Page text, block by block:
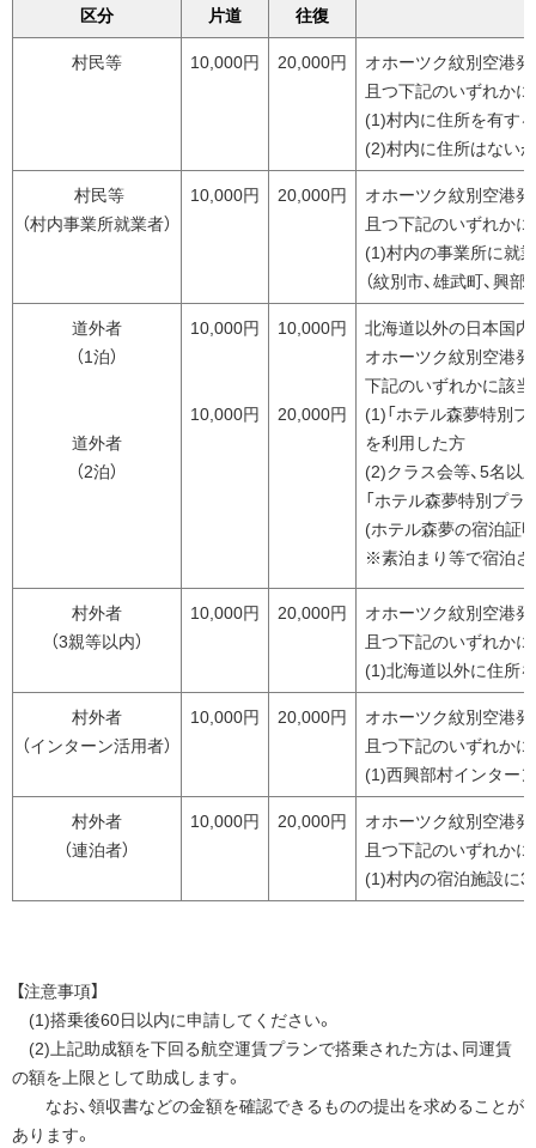
区分 片道
往復
村民等
10,000円 20,000円
オホーツク紋別空港
且つ下記のいずれか
(1)村内に住所を有す
(2)村内に住所はない
村民等
（村内事業所就業者）
10,000円 20,000円
オホーツク紋別空港
且つ下記のいずれか
(1)村内の事業所に就
（紋別市、雄武町、興
道外者
（1泊）
道外者
（2泊）
10,000円
10,000円
10,000円
20,000円
北海道以外の日本国
オホーツク紋別空港
下記のいずれかに該
(1)「ホテル森夢特別プ
を利用した方
(2)クラス会等、5名以
「ホテル森夢特別プラ
(ホテル森夢の宿泊証
※素泊まり等で宿泊さ
村外者
（3親等以内）
10,000円 20,000円
オホーツク紋別空港
且つ下記のいずれか
(1)北海道以外に住所
村外者
（インターン活用者）
10,000円 20,000円
オホーツク紋別空港
且つ下記のいずれか
(1)西興部村インター
村外者
（連泊者）
10,000円 20,000円
オホーツク紋別空港
且つ下記のいずれか
(1)村内の宿泊施設に
【注意事項】
(1)搭乗後60日以内に申請してください。
(2)上記助成額を下回る航空運賃プランで搭乗された方は、同運賃
の額を上限として助成します。
なお、領収書などの金額を確認できるものの提出を求めることが
あります。